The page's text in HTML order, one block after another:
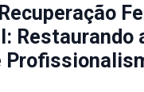
Restaurando